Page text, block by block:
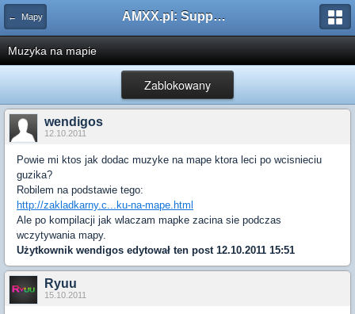
← Mapy AMXX.pl: Support AMX Mod X i SourceMod
Muzyka na mapie
Zablokowany
wendigos
12.10.2011
Powie mi ktos jak dodac muzyke na mape ktora leci po wcisnieciu
guzika?
Robilem na podstawie tego:
http://zakladkarny.c...ku-na-mape.html
Ale po kompilacji jak wlaczam mapke zacina sie podczas
wczytywania mapy.
Użytkownik wendigos edytował ten post 12.10.2011 15:51
Ryuu
15.10.2011